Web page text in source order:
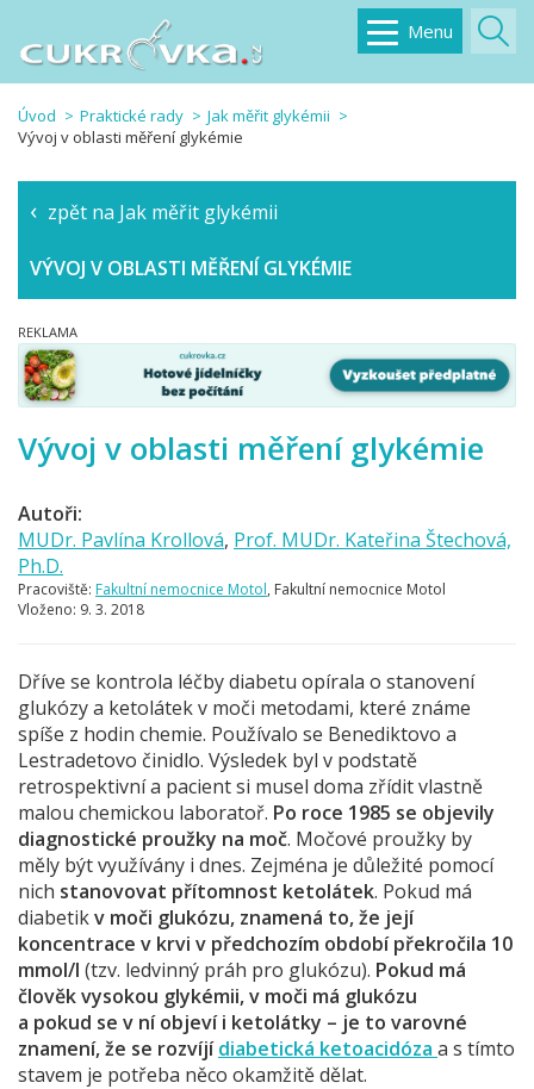
Menu
Úvod Praktické rady
Jak měřit glykémii
Vývoj v oblasti měření glykémie
zpět na Jak měřit glykémii
VÝVOJ V OBLASTI MĚŘENÍ GLYKÉMIE
Vývoj v oblasti měření glykémie
Autoři:
MUDr. Pavlína Krollová, Prof. MUDr. Kateřina Štechová,
Ph.D.
Pracoviště: Fakultní nemocnice Motol, Fakultní nemocnice Motol
Vloženo: 9. 3. 2018
Dříve se kontrola léčby diabetu opírala o stanovení
glukózy a ketolátek v moči metodami, které známe
spíše z hodin chemie. Používalo se Benediktovo a
Lestradetovo činidlo. Výsledek byl v podstatě
retrospektivní a pacient si musel doma zřídit vlastně
malou chemickou laboratoř. Po roce 1985 se objevily
diagnostické proužky na moč. Močové proužky by
měly být využívány i dnes. Zejména je důležité pomocí
nich stanovovat přítomnost ketolátek. Pokud má
diabetikv moči glukózu, znamená to, že její
koncentrace v krvi v předchozím období překročila 10
mmol/l (tzv. ledvinný práh pro glukózu). Pokud má
člověk vysokou glykémii, v moči má glukózu
a pokud se v ní objeví i ketolátky – je to varovné
znamení, že se rozvíjídiabetická ketoacidóza a s tímto
stavem je potřeba něco okamžitě dělat.